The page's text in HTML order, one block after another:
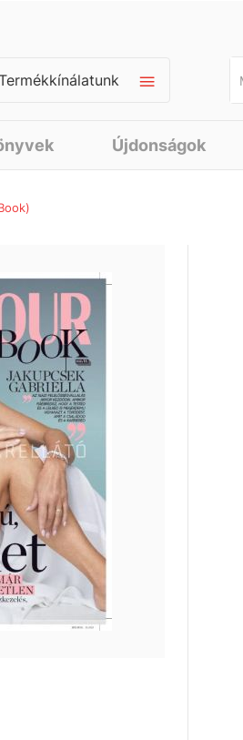
Újdonságok